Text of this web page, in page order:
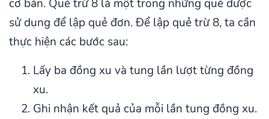
cơ bản. Quẻ trừ 8 là một trong những quẻ được
sử dụng để lập quẻ đơn. Để lập quẻ trừ 8, ta cần
thực hiện các bước sau:
Lấy ba đồng xu và tung lần lượt từng đồng
xu.
Ghi nhận kết quả của mỗi lần tung đồng xu.